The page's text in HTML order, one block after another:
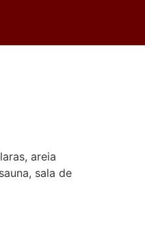
areia
sala de